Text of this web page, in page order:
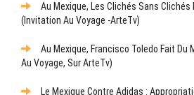
Au Mexique, Les Clichés Sans Clichés
(Invitation Au Voyage -ArteTv)
Au Mexique, Francisco Toledo Fait Du
Au Voyage, Sur ArteTv)
Le Mexique Contre Adidas :